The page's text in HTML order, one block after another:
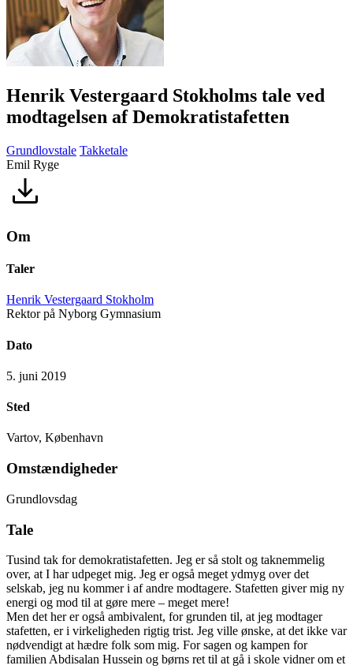
Henrik Vestergaard Stokholms tale ved
modtagelsen af Demokratistafetten
Grundlovstale Takketale
Emil Ryge
Om
Taler
Henrik Vestergaard Stokholm
Rektor på Nyborg Gymnasium
Dato
5. juni 2019
Sted
Vartov, København
Omstændigheder
Grundlovsdag
Tale
Tusind tak for demokratistafetten. Jeg er så stolt og taknemmelig
over, at I har udpeget mig. Jeg er også meget ydmyg over det
selskab, jeg nu kommer i af andre modtagere. Stafetten giver mig ny
energi og mod til at gøre mere – meget mere!
Men det her er også ambivalent, for grunden til, at jeg modtager
stafetten, er i virkeligheden rigtig trist. Jeg ville ønske, at det ikke var
nødvendigt at hædre folk som mig. For sagen og kampen for
familien Abdisalan Hussein og børns ret til at gå i skole vidner om et